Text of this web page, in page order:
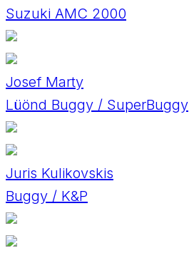
Suzuki AMC 2000
Josef Marty
Lüönd Buggy / SuperBuggy
Juris Kulikovskis
Buggy / K&P